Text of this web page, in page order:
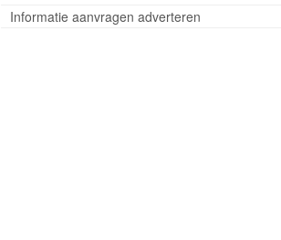
Informatie aanvragen adverteren